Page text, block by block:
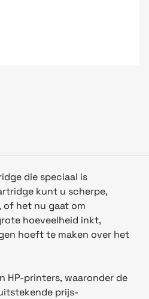
die speciaal is
kunt u scherpe,
of het nu gaat om
hoeveelheid inkt,
hoeft te maken over het
HP-printers, waaronder de
prijs-